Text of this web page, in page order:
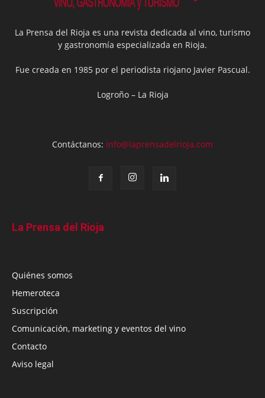
La Prensa del Rioja es una revista dedicada al vino, turismo
y gastronomía especializada en Rioja.
Fue creada en 1985 por el periodista riojano Javier Pascual.
Logroño – La Rioja
Contáctanos: info@laprensadelrioja.com
La Prensa del Rioja
Quiénes somos
Hemeroteca
Suscripción
Comunicación, marketing y eventos del vino
Contacto
Aviso legal